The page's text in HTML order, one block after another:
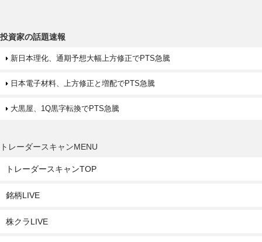
投資家の話題速報
新日本理化、通期予想大幅上方修正でPTS急騰
日本電子材料、上方修正と増配でPTS急騰
大黒屋、1Q黒字転換でPTS急騰
トレーダースキャンMENU
トレーダースキャンTOP
銘柄LIVE
株クラLIVE